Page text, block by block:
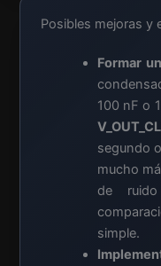
Posibles mejoras y
Formar
100 nF o
segundo
mucho
de ruido
simple.